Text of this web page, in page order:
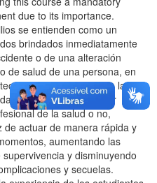
due to its importance.
se entienden como un
brindados inmediatamente
o de una alteración
de salud de una persona, en
pone en riesgo la
Se sabe que cualquier
de la salud o no,
de actuar de manera rápida y
aumentando las
y disminuyendo
y secuelas.